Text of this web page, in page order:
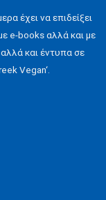
έχει να επιδείξει
e-books αλλά και με
και έντυπα σε
Vegan‘.